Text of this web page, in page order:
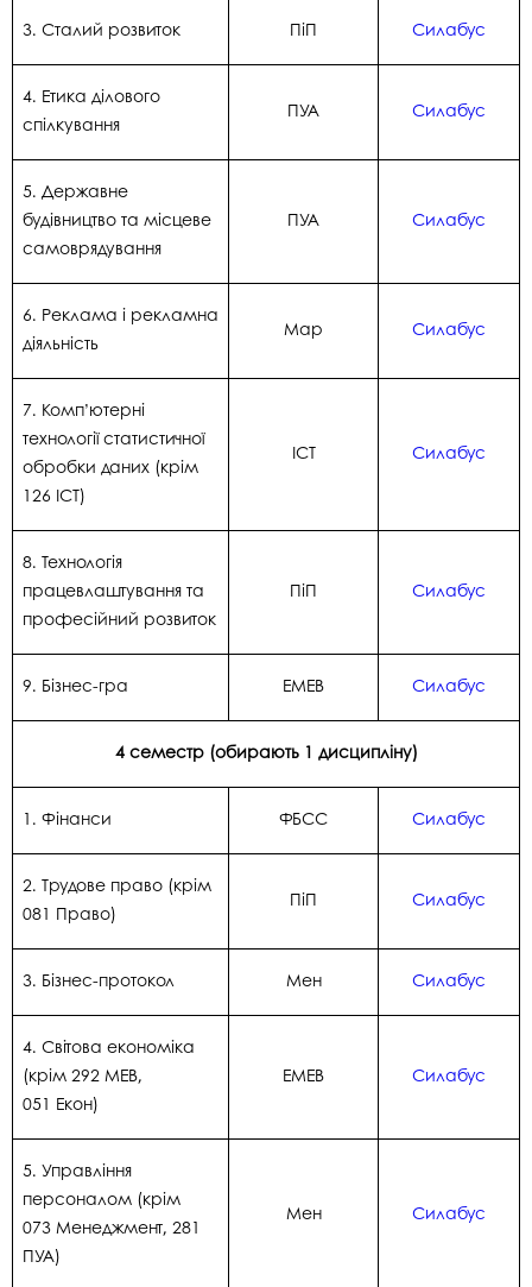
3. Сталий розвиток ПіП Силабус
4. Етика ділового
спілкування
ПУА Силабус
5. Державне
будівництво та місцеве
самоврядування
ПУА Силабус
6. Реклама і рекламна
діяльність
Мар Силабус
7. Комп’ютерні
технології статистичної
обробки даних (крім
126 ІСТ)
ІСТ Силабус
8. Технологія
працевлаштування та
професійний розвиток
ПіП Силабус
9. Бізнес-гра ЕМЕВ Силабус
4 семестр (обирають 1 дисципліну)
1. Фінанси ФБСС Силабус
2. Трудове право (крім
081 Право)
ПіП Силабус
3. Бізнес-протокол Мен Силабус
4. Світова економіка
(крім 292 МЕВ,
051 Екон)
ЕМЕВ Силабус
5. Управління
персоналом (крім
073 Менеджмент, 281
ПУА)
Мен Силабус